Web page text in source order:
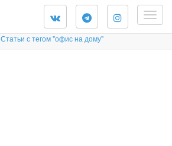
Статьи с тегом "офис на дому"